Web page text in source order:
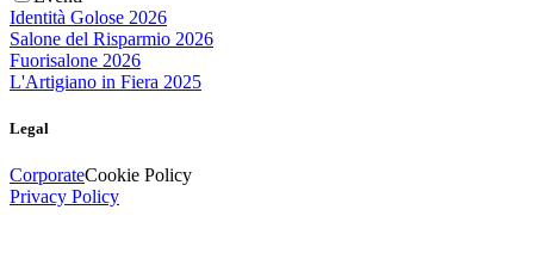
Identità Golose 2026
Salone del Risparmio 2026
Fuorisalone 2026
L'Artigiano in Fiera 2025
Legal
CorporateCookie Policy
Privacy Policy